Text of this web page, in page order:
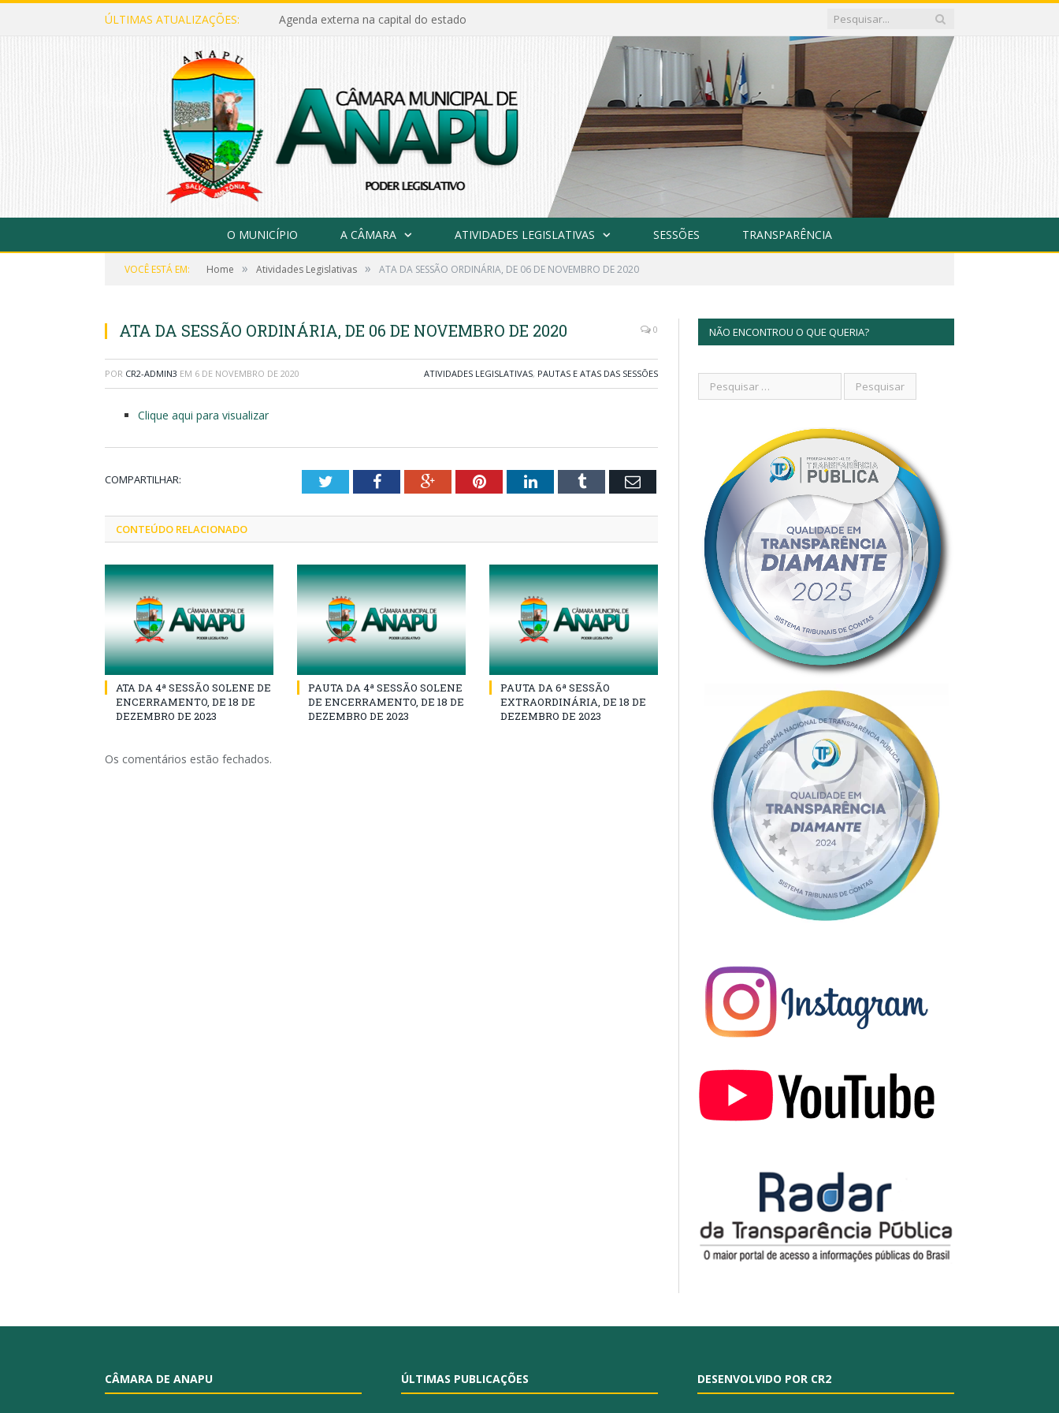
ÚLTIMAS ATUALIZAÇÕES: Agenda externa na capital do estado
O MUNICÍPIO A CÂMARA ATIVIDADES LEGISLATIVAS SESSÕES TRANSPARÊNCIA
VOCÊ ESTÁ EM: Home » Atividades Legislativas » ATA DA SESSÃO ORDINÁRIA, DE 06 DE NOVEMBRO DE 2020
ATA DA SESSÃO ORDINÁRIA, DE 06 DE NOVEMBRO DE 2020 0
POR CR2-ADMIN3 EM 6 DE NOVEMBRO DE 2020 ATIVIDADES LEGISLATIVAS, PAUTAS E ATAS DAS SESSÕES
Clique aqui para visualizar
COMPARTILHAR: TwitterFacebookGoogle+PinterestLinkedInTumblr Email
CONTEÚDO RELACIONADO
ATA DA 4ª SESSÃO SOLENE DE
ENCERRAMENTO, DE 18 DE
DEZEMBRO DE 2023
PAUTA DA 4ª SESSÃO SOLENE
DE ENCERRAMENTO, DE 18 DE
DEZEMBRO DE 2023
PAUTA DA 6ª SESSÃO
EXTRAORDINÁRIA, DE 18 DE
DEZEMBRO DE 2023
Os comentários estão fechados.
NÃO ENCONTROU O QUE QUERIA?
CÂMARA DE ANAPU ÚLTIMAS PUBLICAÇÕES DESENVOLVIDO POR CR2